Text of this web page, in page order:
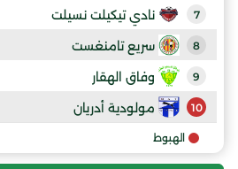
7 نادي تيكيلت نسيلت
8 سريع تامنغست
9 وفاق الهقار
10 مولودية أدريان
الهبوط